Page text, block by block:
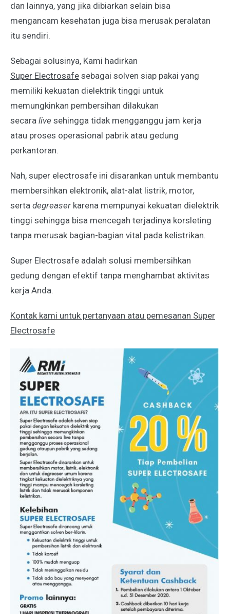
dan lainnya, yang jika dibiarkan selain bisa
mengancam kesehatan juga bisa merusak peralatan
itu sendiri.
Sebagai solusinya, Kami hadirkan
Super Electrosafe sebagai solven siap pakai yang
memiliki kekuatan dielektrik tinggi untuk
memungkinkan pembersihan dilakukan
secara live sehingga tidak mengganggu jam kerja
atau proses operasional pabrik atau gedung
perkantoran.
Nah, super electrosafe ini disarankan untuk membantu
membersihkan elektronik, alat-alat listrik, motor,
serta degreaser karena mempunyai kekuatan dielektrik
tinggi sehingga bisa mencegah terjadinya korsleting
tanpa merusak bagian-bagian vital pada kelistrikan.
Super Electrosafe adalah solusi membersihkan
gedung dengan efektif tanpa menghambat aktivitas
kerja Anda.
Kontak kami untuk pertanyaan atau pemesanan Super
Electrosafe